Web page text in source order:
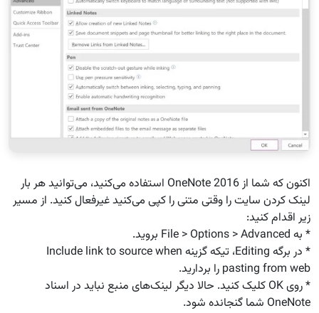
اکنون که شما از OneNote 2016 استفاده می‌کنید، می‌توانید هر بار
لینک کردن سایت را وقتی متنی را کپی می‌کنید غیرفعال کنید. از مسیر
زیر اقدام کنید:
* به File > Options > Advanced بروید.
* در برگه Editing، تیکه گزینه Include link to source when
pasting from web را بردارید.
* روی OK کلیک کنید. حالا دیگر لینک‌های منبع نباید در اسناد
OneNote شما گنجانده شود.